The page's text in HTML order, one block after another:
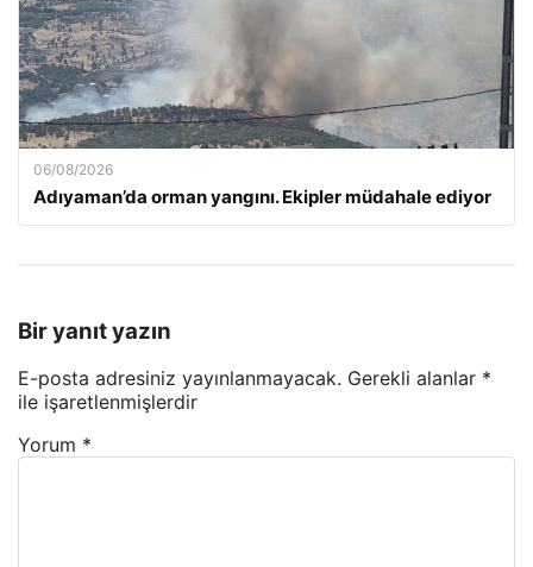
06/08/2026
Adıyaman’da orman yangını. Ekipler müdahale ediyor
Bir yanıt yazın
E-posta adresiniz yayınlanmayacak. Gerekli alanlar *
ile işaretlenmişlerdir
Yorum *